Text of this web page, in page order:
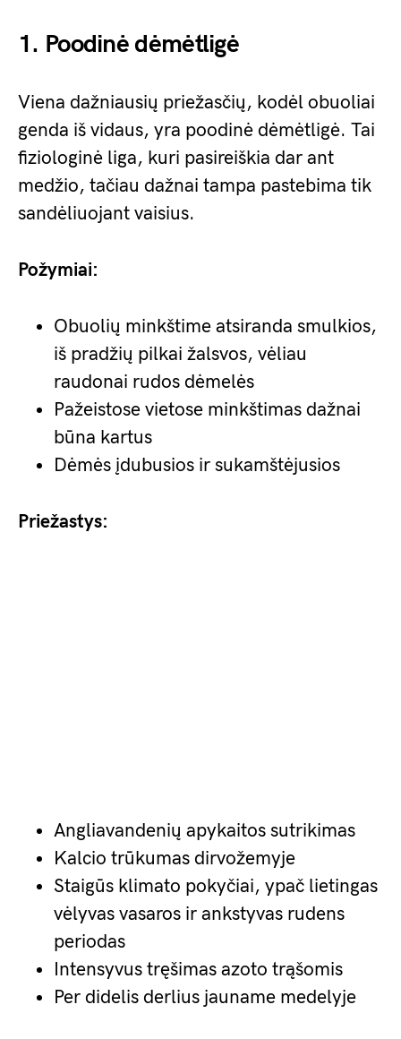
1. Poodinė dėmėtligė
Viena dažniausių priežasčių, kodėl obuoliai
genda iš vidaus, yra poodinė dėmėtligė. Tai
fiziologinė liga, kuri pasireiškia dar ant
medžio, tačiau dažnai tampa pastebima tik
sandėliuojant vaisius.
Požymiai:
Obuolių minkštime atsiranda smulkios,
iš pradžių pilkai žalsvos, vėliau
raudonai rudos dėmelės
Pažeistose vietose minkštimas dažnai
būna kartus
Dėmės įdubusios ir sukamštėjusios
Priežastys:
Angliavandenių apykaitos sutrikimas
Kalcio trūkumas dirvožemyje
Staigūs klimato pokyčiai, ypač lietingas
vėlyvas vasaros ir ankstyvas rudens
periodas
Intensyvus tręšimas azoto trąšomis
Per didelis derlius jauname medelyje